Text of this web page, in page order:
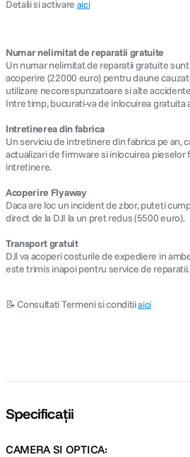
Detalii si activare aici
Numar nelimitat de reparatii gratuite
Un numar nelimitat de reparatii gratuite
acoperire (22000 euro) pentru daune
utilizare necorespunzatoare si alte
Intre timp, bucurati-va de inlocuirea gratuita
Intretinerea din fabrica
Un serviciu de intretinere din fabrica pe an,
actualizari de firmware si inlocuirea pieselor
intretinere.
Acoperire Flyaway
Daca are loc un incident de zbor, puteti
direct de la DJI la un pret redus (5500 euro).
Transport gratuit
DJl va acoperi costurile de expediere in
este trimis inapoi pentru service de reparatii.
📝 Consultati Termeni si conditiiaici
Specificații
CAMERA SI OPTICA: